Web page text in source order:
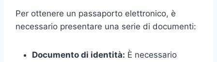
Per ottenere un passaporto elettronico, è
necessario presentare una serie di documenti:
Documento di identità: È necessario